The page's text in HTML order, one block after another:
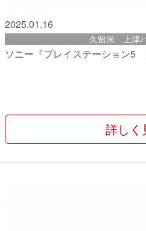
2025.01.16
久留米 上津
ソニー『プレイステーション5
詳しく